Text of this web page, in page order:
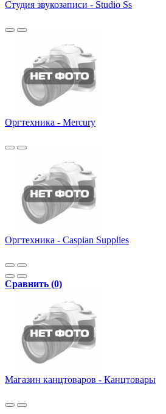
Студия звукозаписи - Studio Ss
Оргтехника - Mercury
Оргтехника - Caspian Supplies
Сравнить (0)
Магазин канцтоваров - Канцтовары